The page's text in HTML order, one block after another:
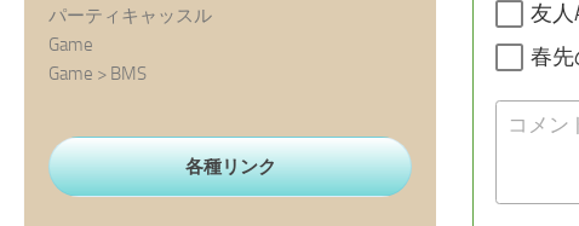
パーティキャッスル
Game
Game > BMS
各種リンク